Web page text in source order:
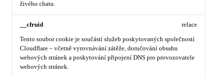
živého chatu.
__cfruid
Tento soubor cookie je součástí služeb poskytovaných společností
Cloudflare – včetně vyrovnávání zátěže, doručování obsahu
webových stránek a poskytování připojení DNS pro provozovatele
webových stránek.
relace